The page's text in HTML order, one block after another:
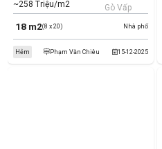
Nhà phố
18 m2(8 x 20)
~258 Triệu/m2 Gò Vấp
15-12-2025
Hẻm Phạm Văn Chiêu